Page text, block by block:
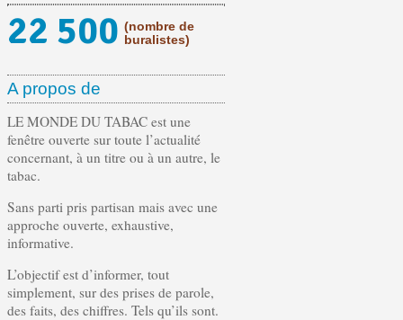
22 500 (nombre de
buralistes)
A propos de
LE MONDE DU TABAC est une
fenêtre ouverte sur toute l’actualité
concernant, à un titre ou à un autre, le
tabac.
Sans parti pris partisan mais avec une
approche ouverte, exhaustive,
informative.
L’objectif est d’informer, tout
simplement, sur des prises de parole,
des faits, des chiffres. Tels qu’ils sont.